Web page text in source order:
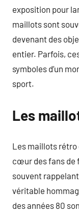
exposition pour
maillots sont
devenant des
entier. Parfois,
symboles d’un
sport.
Les
Les maillots rétro
cœur des fans de
souvent
véritable
des années 80